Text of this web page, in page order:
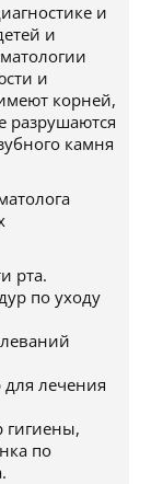
и
и
и
корней,
разрушаются
камня
рта.
по уходу
лечения
гигиены,
по